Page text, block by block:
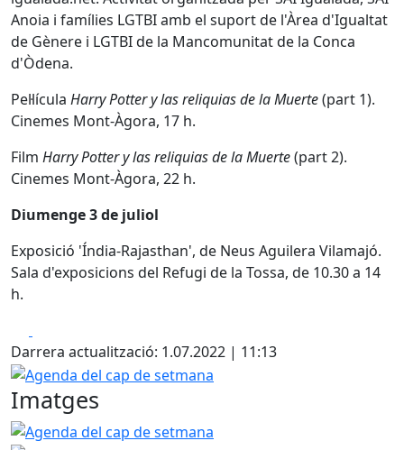
Anoia i famílies LGTBI amb el suport de l'Àrea d'Igualtat
de Gènere i LGTBI de la Mancomunitat de la Conca
d'Òdena.
Pel·lícula Harry Potter y las reliquias de la Muerte(part 1).
Cinemes Mont-Àgora, 17 h.
Film Harry Potter y las reliquias de la Muerte(part 2).
Cinemes Mont-Àgora, 22 h.
Diumenge 3 de juliol
Exposició 'Índia-Rajasthan', de Neus Aguilera Vilamajó.
Sala d'exposicions del Refugi de la Tossa, de 10.30 a 14
h.
Darrera actualització: 1.07.2022 | 11:13
Agenda del cap de setmana
Imatges
Agenda del cap de setmana